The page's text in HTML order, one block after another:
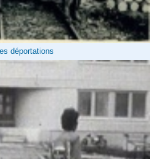
déportations